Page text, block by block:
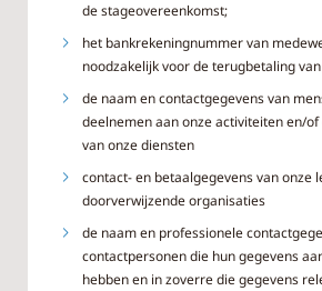
de stageovereenkomst;
het bankrekeningnummer van
noodzakelijk voor de terugbetaling van
de naam en contactgegevens van
deelnemen aan onze activiteiten en/
van onze diensten
contact- en betaalgegevens van onze
doorverwijzende organisaties
de naam en professionele
contactpersonen die hun gegevens
hebben en in zoverre die gegevens